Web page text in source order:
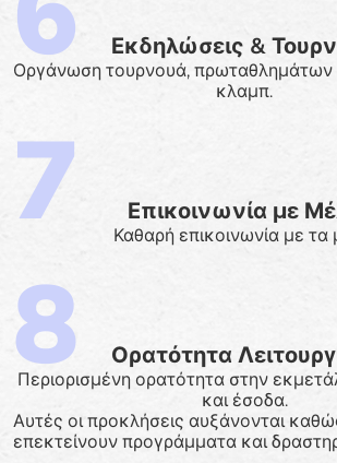
Εκδηλώσεις &
Οργάνωση τουρνουά,
κλαμπ.
Επικοινωνία με
Καθαρή επικοινωνία με τα
Ορατότητα
Περιορισμένη ορατότητα στην
και έσοδα.
Αυτές οι προκλήσεις αυξάνονται
επεκτείνουν προγράμματα και